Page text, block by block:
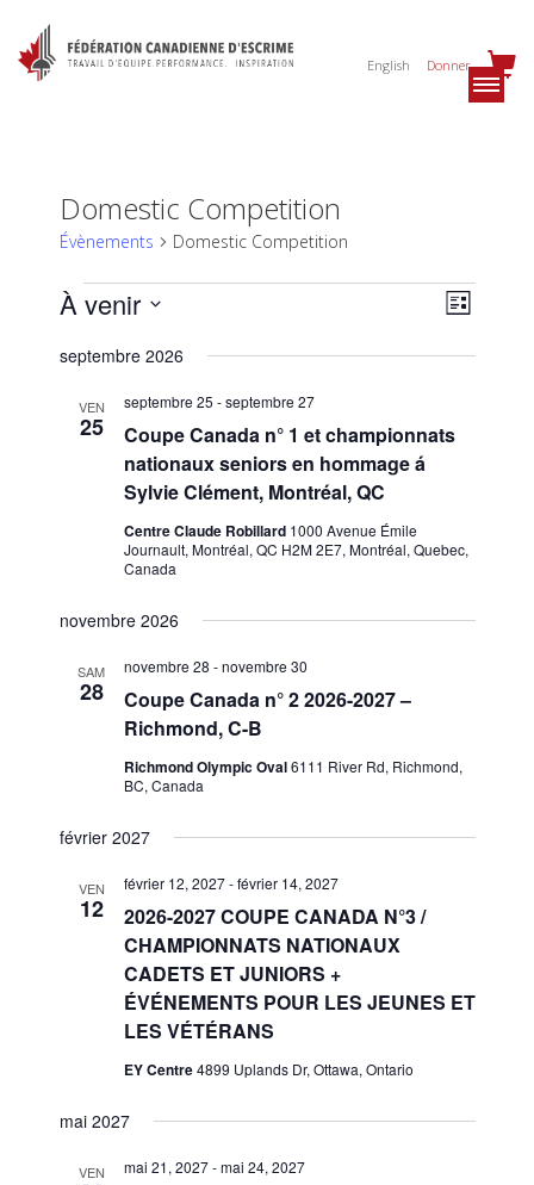
English Donner
Domestic Competition
Évènements Domestic Competition
Évènements
parvues
Liste
À venir
une
septembre 2026
VEN
25
Coupe Canada n° 1 et championnats
nationaux seniors en hommage á
Sylvie Clément, Montréal, QC
septembre 25 -septembre 27
Centre Claude Robillard 1000 Avenue Émile
Journault, Montréal, QC H2M 2E7, Montréal, Quebec,
Canada
novembre 2026
SAM
28
Coupe Canada n° 2 2026-2027 –
Richmond, C-B
novembre 28 -novembre 30
Richmond Olympic Oval6111 River Rd, Richmond,
BC, Canada
février 2027
VEN
12
2026-2027 COUPE CANADA N°3 /
CHAMPIONNATS NATIONAUX
CADETS ET JUNIORS +
ÉVÉNEMENTS POUR LES JEUNES ET
LES VÉTÉRANS
février 12, 2027-février 14, 2027
EY Centre4899 Uplands Dr, Ottawa, Ontario
mai 2027
VEN mai 21, 2027-mai 24, 2027